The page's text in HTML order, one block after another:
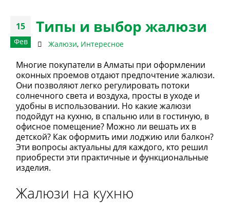
15
Фев
Типы и выбор жалюзи
Жалюзи, Интересное
Многие покупатели в Алматы при оформлении
оконных проемов отдают предпочтение жалюзи.
Они позволяют легко регулировать потоки
солнечного света и воздуха, просты в уходе и
удобны в использовании. Но какие жалюзи
подойдут на кухню, в спальню или в гостиную, в
офисное помещение? Можно ли вешать их в
детской? Как оформить ими лоджию или балкон?
Эти вопросы актуальны для каждого, кто решил
приобрести эти практичные и функциональные
изделия.
Жалюзи на кухню